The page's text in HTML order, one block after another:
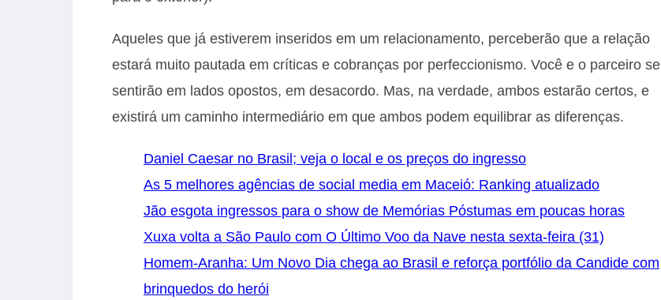
Aqueles que já estiverem inseridos em um relacionamento, perceberão que a relação
estará muito pautada em críticas e cobranças por perfeccionismo. Você e o parceiro se
sentirão em lados opostos, em desacordo. Mas, na verdade, ambos estarão certos, e
existirá um caminho intermediário em que ambos podem equilibrar as diferenças.
Daniel Caesar no Brasil; veja o local e os preços do ingresso
As 5 melhores agências de social media em Maceió: Ranking atualizado
Jão esgota ingressos para o show de Memórias Póstumas em poucas horas
Xuxa volta a São Paulo com O Último Voo da Nave nesta sexta-feira (31)
Homem-Aranha: Um Novo Dia chega ao Brasil e reforça portfólio da Candide com
brinquedos do herói